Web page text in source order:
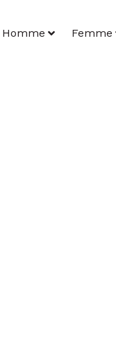
Homme Femme